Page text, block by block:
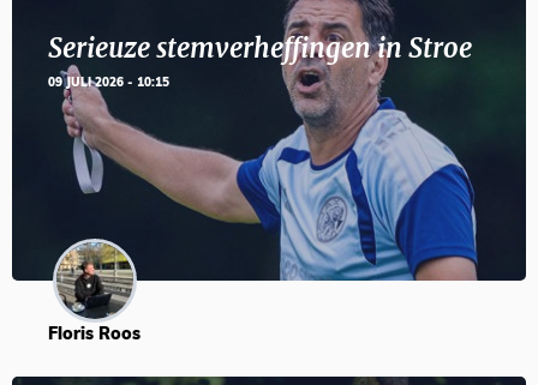
Serieuze stemverheffingen in Stroe
09 JULI 2026 - 10:15
Floris Roos